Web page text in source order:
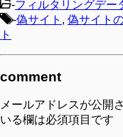
-フィルタリングデー
-偽サイト , 偽サイト
ト
comment
メールアドレスが公開
いる欄は必須項目です